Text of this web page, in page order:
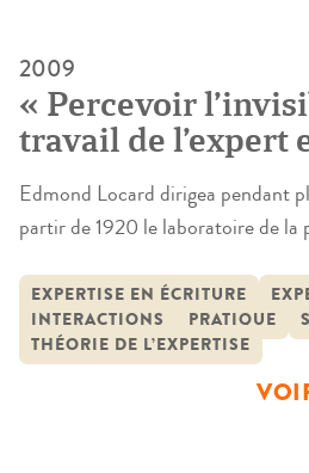
2009
« Percevoir
travail de l’expert
selon Edmond
1966)
Edmond Locard dirigea pendant
partir de 1920 le laboratoire de la
dans le développement d’une
travail est paradoxalement mal
expert dans plusieurs milliers
EXPERTISE EN ÉCRITURE
INTERACTIONS
PRATIQUE
THÉORIE DE L’EXPERTISE